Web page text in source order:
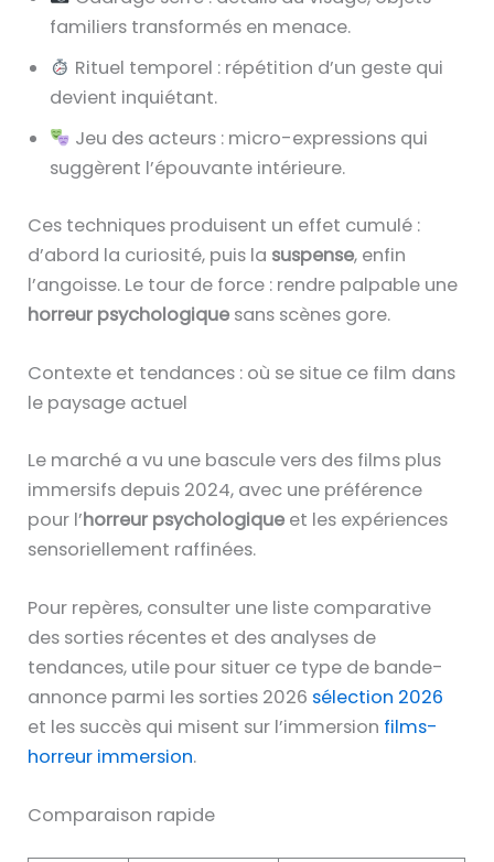
familiers transformés en menace.
Rituel temporel : répétition d’un geste qui
devient inquiétant.
Jeu des acteurs : micro-expressions qui
suggèrent l’épouvante intérieure.
Ces techniques produisent un effet cumulé :
d’abord la curiosité, puis la suspense, enfin
l’angoisse. Le tour de force : rendre palpable une
horreur psychologique sans scènes gore.
Contexte et tendances : où se situe ce film dans
le paysage actuel
Le marché a vu une bascule vers des films plus
immersifs depuis 2024, avec une préférence
pour l’horreur psychologique et les expériences
sensoriellement raffinées.
Pour repères, consulter une liste comparative
des sorties récentes et des analyses de
tendances, utile pour situer ce type de bande-
annonce parmi les sorties 2026 sélection 2026
et les succès qui misent sur l’immersion films-
horreur immersion.
Comparaison rapide